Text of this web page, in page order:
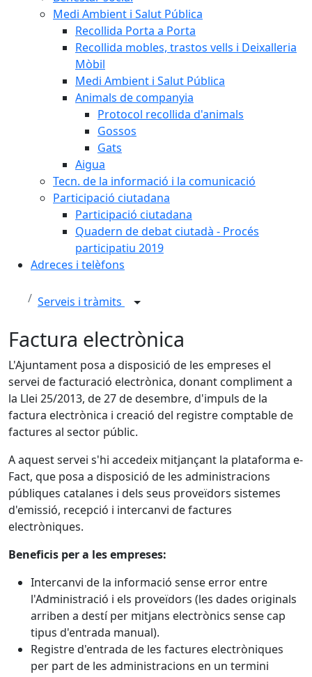
Medi Ambient i Salut Pública
Recollida Porta a Porta
Recollida mobles, trastos vells i Deixalleria
Mòbil
Medi Ambient i Salut Pública
Animals de companyia
Protocol recollida d'animals
Gossos
Gats
Aigua
Tecn. de la informació i la comunicació
Participació ciutadana
Participació ciutadana
Quadern de debat ciutadà - Procés
participatiu 2019
Adreces i telèfons
Serveis i tràmits
Factura electrònica
L'Ajuntament posa a disposició de les empreses el
servei de facturació electrònica, donant compliment a
la Llei 25/2013, de 27 de desembre, d'impuls de la
factura electrònica i creació del registre comptable de
factures al sector públic.
A aquest servei s'hi accedeix mitjançant la plataforma e-
Fact, que posa a disposició de les administracions
públiques catalanes i dels seus proveïdors sistemes
d'emissió, recepció i intercanvi de factures
electròniques.
Beneficis per a les empreses:
Intercanvi de la informació sense error entre
l'Administració i els proveïdors (les dades originals
arriben a destí per mitjans electrònics sense cap
tipus d'entrada manual).
Registre d'entrada de les factures electròniques
per part de les administracions en un termini